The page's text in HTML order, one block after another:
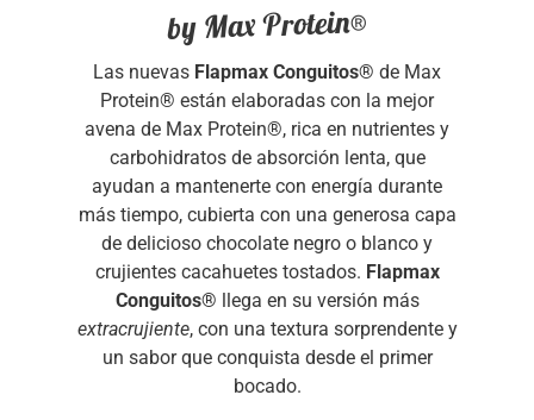
by Max Protein®
Las nuevas Flapmax Conguitos® de Max
Protein® están elaboradas con la mejor
avena de Max Protein®, rica en nutrientes y
carbohidratos de absorción lenta, que
ayudan a mantenerte con energía durante
más tiempo, cubierta con una generosa capa
de delicioso chocolate negro o blanco y
crujientes cacahuetes tostados. Flapmax
Conguitos® llega en su versión más
extracrujiente, con una textura sorprendente y
un sabor que conquista desde el primer
bocado.